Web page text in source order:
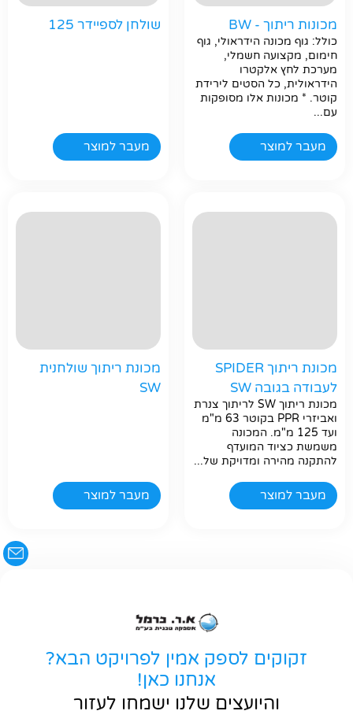
חפשו באתר
מכונות ריתוך - BW
כולל: גוף מכונה הידראולי, גוף
חימום, מקצועה חשמלי,
מערכת לחץ אלקטרו
הידראולית, כל הסטים לירידת
קוטר. * מכונות אלו מסופקות
עם...
מעבר למוצר
שולחן לספיידר 125
מעבר למוצר
מכונת ריתוך SPIDER
לעבודה בגובה SW
מכונת ריתוך SW לריתוך צנרת
ואביזרי PPR בקוטר 63 מ"מ
ועד 125 מ"מ. המכונה
משמשת כציוד המועדף
להתקנה מהירה ומדויקת של...
מעבר למוצר
מכונת ריתוך שולחנית
SW
מעבר למוצר
זקוקים לספק אמין לפרויקט הבא?
אנחנו כאן!
והיועצים שלנו ישמחו לעזור